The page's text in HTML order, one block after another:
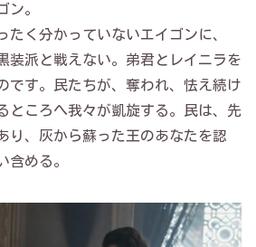
ン。
たく分かっていないエイゴンに、
装派と戦えない。弟君とレイニラを
です。民たちが、奪われ、怯え続け
ところへ我々が凱旋する。民は、先
り、灰から蘇った王のあなたを認
含める。